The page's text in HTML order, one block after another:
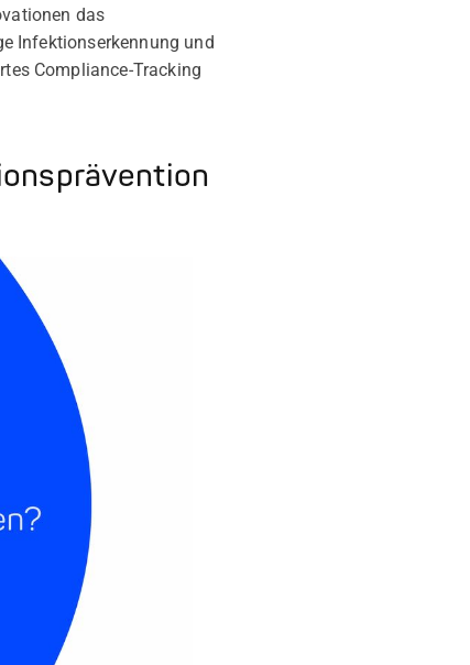
das
Infektionserkennung und
Compliance-Tracking